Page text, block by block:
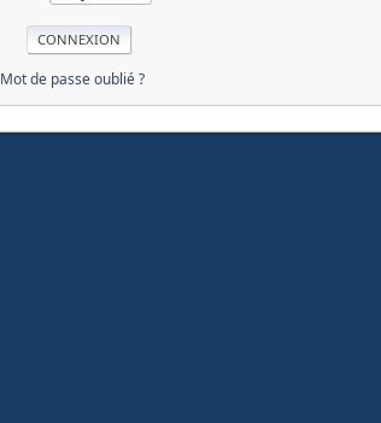
Mot de passe oublié ?